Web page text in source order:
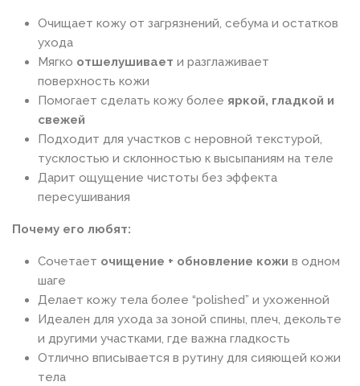
Очищает кожу от загрязнений, себума и остатков
ухода
Мягко отшелушивает и разглаживает
поверхность кожи
Помогает сделать кожу более яркой, гладкой и
свежей
Подходит для участков с неровной текстурой,
тусклостью и склонностью к высыпаниям на теле
Дарит ощущение чистоты без эффекта
пересушивания
Почему его любят:
Сочетает очищение + обновление кожи в одном
шаге
Делает кожу тела более “polished” и ухоженной
Идеален для ухода за зоной спины, плеч, декольте
и другими участками, где важна гладкость
Отлично вписывается в рутину для сияющей кожи
тела